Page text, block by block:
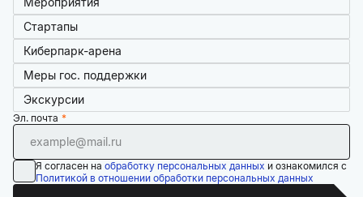
Стартапы
Киберпарк-арена
Меры гос. поддержки
Экскурсии
Эл. почта
Я согласен на обработку персональных данных и ознакомился с
Политикой в отношении обработки персональных данных